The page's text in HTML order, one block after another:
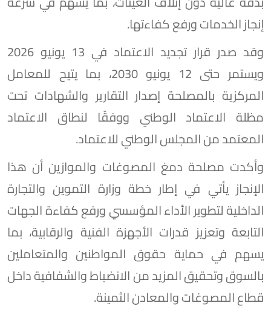
إنجاز الخدمات ورفع كفاءتها.
وقد صدر قرار تجديد الاعتماد في 13 يونيو 2026
ويستمر حتى 12 يونيو 2030، بما يتيح للمعامل
المركزية بالمصلحة إصدار التقارير والشهادات تحت
مظلة الاعتماد الوطني ووفقًا لنطاق الاعتماد
المعتمد من المجلس الوطني للاعتماد.
وأكدت مصلحة دمغ المصوغات والموازين أن هذا
الإنجاز يأتي في إطار خطة وزارة التموين والتجارة
الداخلية لتطوير الأداء المؤسسي ورفع كفاءة الجهات
التابعة وتعزيز قدرات الأجهزة الفنية والرقابية، بما
يسهم في حماية حقوق المواطنين والمتعاملين
بالسوق وتحقيق المزيد من الانضباط والشفافية داخل
قطاع المصوغات والمعادن الثمينة.